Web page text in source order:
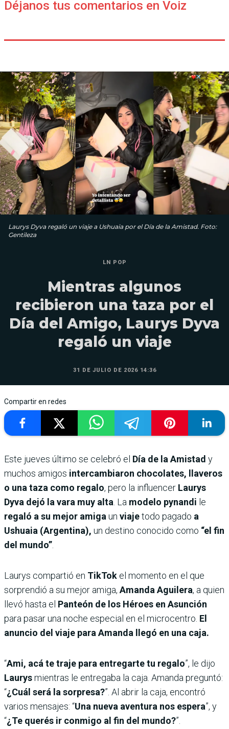
Déjanos tus comentarios en Voiz
Laurys Dyva regaló un viaje a Ushuaia por el Día de la Amistad. Foto:
Gentileza
LN POP
Mientras algunos
recibieron una taza por el
Día del Amigo, Laurys Dyva
regaló un viaje
31 DE JULIO DE 2026 14:36
Compartir en redes
Este jueves último se celebró el Día de la Amistad y
muchos amigos intercambiaron chocolates, llaveros
o una taza como regalo, pero la influencer Laurys
Dyva dejó la vara muy alta. La modelo pynandi le
regaló a su mejor amigaun viajetodo pagado a
Ushuaia (Argentina), un destino conocido como “el fin
del mundo”.
Laurys compartió en TikTok el momento en el que
sorprendió a su mejor amiga, Amanda Aguilera, a quien
llevó hasta el Panteón de los Héroes en Asunción
para pasar una noche especial en el microcentro. El
anuncio del viaje para Amanda llegó en una caja.
“Ami, acá te traje para entregarte tu regalo”, le dijo
Laurysmientras le entregaba la caja. Amanda preguntó:
“¿Cuál será la sorpresa?”. Al abrir la caja, encontró
varios mensajes: “Una nueva aventura nos espera”, y
“¿Te querés ir conmigo al fin del mundo?”.